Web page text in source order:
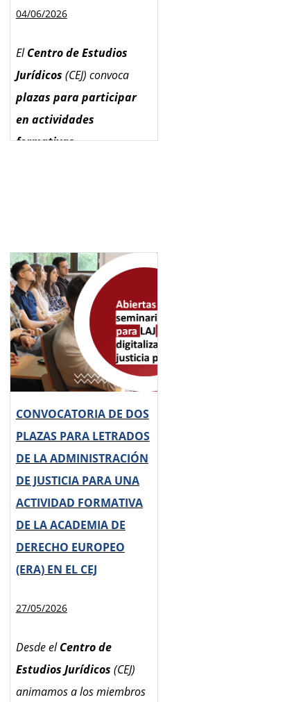
04/06/2026
ElCentro de Estudios
Jurídicos (CEJ) convoca
plazas para participar
en actividades
formativas
segundo semestre de
2026, dirigidas a miembros
de laCarrera Fiscaly del
Cuerpo de Letrados de la
Administración de
Justicia.
distribuidas una por cada
actividad formativa, que
figuran en los anexos
simplificados:
26 plazas, una para
cada actividad del
Anexo 1: actividades
REFJ/EJTN dirigidas a
12 plazas, una para
cada actividad del
Anexo 2: actividades
CONVOCATORIA DE DOS
PLAZAS PARA LETRADOS
DE LA ADMINISTRACIÓN
DE JUSTICIA PARA UNA
ACTIVIDAD FORMATIVA
DE LA ACADEMIA DE
DERECHO EUROPEO
(ERA) EN EL CEJ
27/05/2026
Desde elCentro de
Estudios Jurídicos (CEJ)
animamos a los miembros